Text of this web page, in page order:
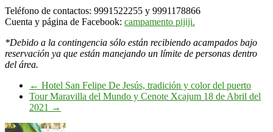
Teléfono de contactos: 9991522255 y 9991178866
Cuenta y página de Facebook: campamento pijiji.
*Debido a la contingencia sólo están recibiendo acampados bajo
reservación ya que están manejando un límite de personas dentro
del área.
← Hotel San Felipe De Jesús, tradición y color del puerto
Tour Maravilla del Mundo y Cenote Xcajum 18 de Abril del
2021 →